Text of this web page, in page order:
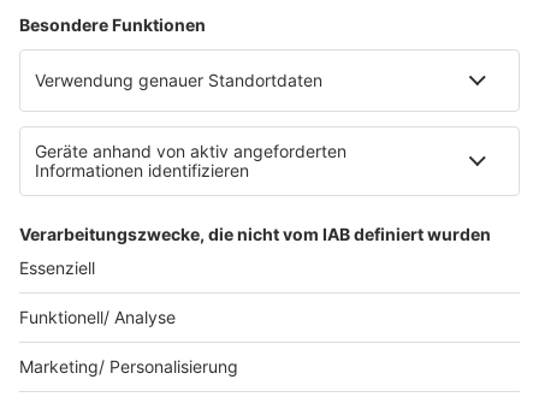
Werbung schalten
Waffel-Werbepartner
80s80s.de
90s90s.de
Schlagerplanetradio.com
1deutsch.de
WEIHNACHTSMUSIK.FM
© barba radio. Ein Baby von Barbara Schöneberger und